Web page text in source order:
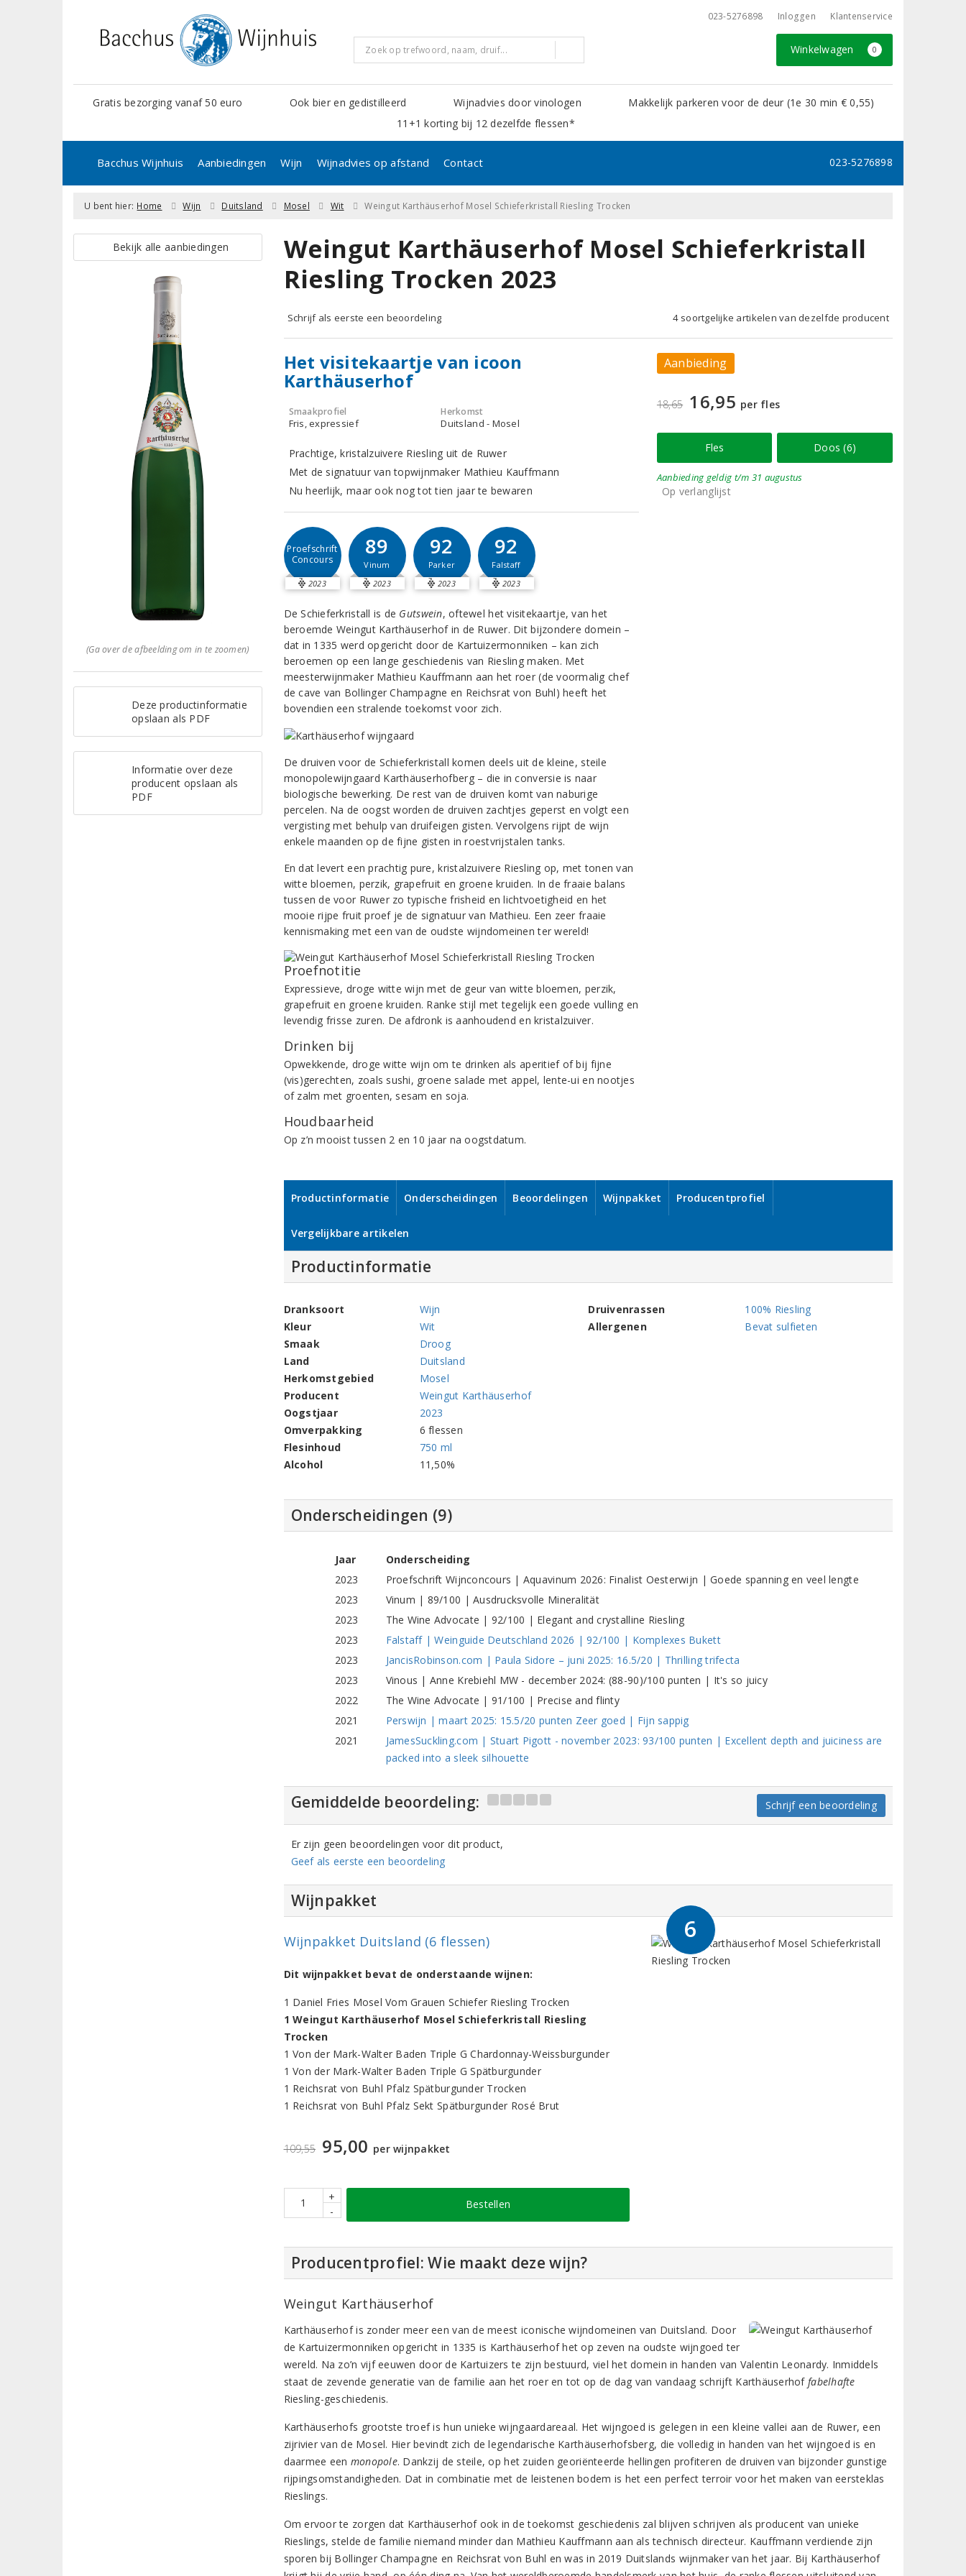
023-5276898 Inloggen Klantenservice
Winkelwagen 0
Gratis bezorging vanaf 50 euro Ook bier en gedistilleerd Wijnadvies door vinologen
Makkelijk parkeren voor de deur (1e 30 min € 0,55)
11+1 korting bij 12 dezelfde flessen*
Bacchus Wijnhuis Aanbiedingen Wijn Wijnadvies op afstand Contact 023-5276898
U bent hier: Home Wijn Duitsland Mosel Wit Weingut Karthäuserhof Mosel Schieferkristall Riesling Trocken
Bekijk alle aanbiedingen
(Ga over de afbeelding om in te zoomen)
Deze productinformatie
opslaan als PDF
Informatie over deze
producent opslaan als
PDF
Weingut Karthäuserhof Mosel Schieferkristall
Riesling Trocken 2023
Schrijf als eerste een beoordeling 4 soortgelijke artikelen van dezelfde producent
Het visitekaartje van icoon
Karthäuserhof
Smaakprofiel
Fris, expressief
Herkomst
Duitsland - Mosel
Prachtige, kristalzuivere Riesling uit de Ruwer
Met de signatuur van topwijnmaker Mathieu Kauffmann
Nu heerlijk, maar ook nog tot tien jaar te bewaren
Proefschrift
Concours
2023
89
Vinum
2023
92
Parker
2023
92
Falstaff
2023
De Schieferkristall is de Gutswein, oftewel het visitekaartje, van het
beroemde Weingut Karthäuserhof in de Ruwer. Dit bijzondere domein –
dat in 1335 werd opgericht door de Kartuizermonniken – kan zich
beroemen op een lange geschiedenis van Riesling maken. Met
meesterwijnmaker Mathieu Kauffmann aan het roer (de voormalig chef
de cave van Bollinger Champagne en Reichsrat von Buhl) heeft het
bovendien een stralende toekomst voor zich.
De druiven voor de Schieferkristall komen deels uit de kleine, steile
monopolewijngaard Karthäuserhofberg – die in conversie is naar
biologische bewerking. De rest van de druiven komt van naburige
percelen. Na de oogst worden de druiven zachtjes geperst en volgt een
vergisting met behulp van druifeigen gisten. Vervolgens rijpt de wijn
enkele maanden op de fijne gisten in roestvrijstalen tanks.
En dat levert een prachtig pure, kristalzuivere Riesling op, met tonen van
witte bloemen, perzik, grapefruit en groene kruiden. In de fraaie balans
tussen de voor Ruwer zo typische frisheid en lichtvoetigheid en het
mooie rijpe fruit proef je de signatuur van Mathieu. Een zeer fraaie
kennismaking met een van de oudste wijndomeinen ter wereld!
Proefnotitie
Expressieve, droge witte wijn met de geur van witte bloemen, perzik,
grapefruit en groene kruiden. Ranke stijl met tegelijk een goede vulling en
levendig frisse zuren. De afdronk is aanhoudend en kristalzuiver.
Drinken bij
Opwekkende, droge witte wijn om te drinken als aperitief of bij fijne
(vis)gerechten, zoals sushi, groene salade met appel, lente-ui en nootjes
of zalm met groenten, sesam en soja.
Houdbaarheid
Op z’n mooist tussen 2 en 10 jaar na oogstdatum.
Aanbieding
18,65 16,95 per fles
Fles Doos (6)
Aanbieding geldig t/m 31 augustus
Op verlanglijst
Productinformatie Onderscheidingen Beoordelingen Wijnpakket Producentprofiel
Vergelijkbare artikelen
Productinformatie
Dranksoort
Wijn
Kleur
Wit
Smaak
Droog
Land
Duitsland
Herkomstgebied
Mosel
Producent
Weingut Karthäuserhof
Oogstjaar
2023
Omverpakking
6 flessen
Flesinhoud
750 ml
Alcohol
11,50%
Druivenrassen
100% Riesling
Allergenen
Bevat sulfieten
Onderscheidingen (9)
Jaar
Onderscheiding
2023
Proefschrift Wijnconcours | Aquavinum 2026: Finalist Oesterwijn | Goede spanning en veel lengte
2023
Vinum | 89/100 | Ausdrucksvolle Mineralität
2023
The Wine Advocate | 92/100 | Elegant and crystalline Riesling
2023
Falstaff | Weinguide Deutschland 2026 | 92/100 | Komplexes Bukett
2023
JancisRobinson.com | Paula Sidore – juni 2025: 16.5/20 | Thrilling trifecta
2023
Vinous | Anne Krebiehl MW - december 2024: (88-90)/100 punten | It's so juicy
2022
The Wine Advocate | 91/100 | Precise and flinty
2021
Perswijn | maart 2025: 15.5/20 punten Zeer goed | Fijn sappig
2021
JamesSuckling.com | Stuart Pigott - november 2023: 93/100 punten | Excellent depth and juiciness are
packed into a sleek silhouette
Gemiddelde beoordeling: Schrijf een beoordeling
Er zijn geen beoordelingen voor dit product,
Geef als eerste een beoordeling
Wijnpakket
Wijnpakket Duitsland (6 flessen)
Dit wijnpakket bevat de onderstaande wijnen:
1 Daniel Fries Mosel Vom Grauen Schiefer Riesling Trocken
1 Weingut Karthäuserhof Mosel Schieferkristall Riesling
Trocken
1 Von der Mark-Walter Baden Triple G Chardonnay-Weissburgunder
1 Von der Mark-Walter Baden Triple G Spätburgunder
1 Reichsrat von Buhl Pfalz Spätburgunder Trocken
1 Reichsrat von Buhl Pfalz Sekt Spätburgunder Rosé Brut
109,55 95,00 per wijnpakket
+
-
Bestellen
6
Producentprofiel: Wie maakt deze wijn?
Weingut Karthäuserhof
Karthäuserhof is zonder meer een van de meest iconische wijndomeinen van Duitsland. Door
de Kartuizermonniken opgericht in 1335 is Karthäuserhof het op zeven na oudste wijngoed ter
wereld. Na zo’n vijf eeuwen door de Kartuizers te zijn bestuurd, viel het domein in handen van Valentin Leonardy. Inmiddels
staat de zevende generatie van de familie aan het roer en tot op de dag van vandaag schrijft Karthäuserhoffabelhafte
Riesling-geschiedenis.
Karthäuserhofs grootste troef is hun unieke wijngaardareaal. Het wijngoed is gelegen in een kleine vallei aan de Ruwer, een
zijrivier van de Mosel. Hier bevindt zich de legendarische Karthäuserhofsberg, die volledig in handen van het wijngoed is en
daarmee een monopole. Dankzij de steile, op het zuiden georiënteerde hellingen profiteren de druiven van bijzonder gunstige
rijpingsomstandigheden. Dat in combinatie met de leistenen bodem is het een perfect terroir voor het maken van eersteklas
Rieslings.
Om ervoor te zorgen dat Karthäuserhof ook in de toekomst geschiedenis zal blijven schrijven als producent van unieke
Rieslings, stelde de familie niemand minder dan Mathieu Kauffmann aan als technisch directeur. Kauffmann verdiende zijn
sporen bij Bollinger Champagne en Reichsrat von Buhl en was in 2019 Duitslands wijnmaker van het jaar. Bij Karthäuserhof